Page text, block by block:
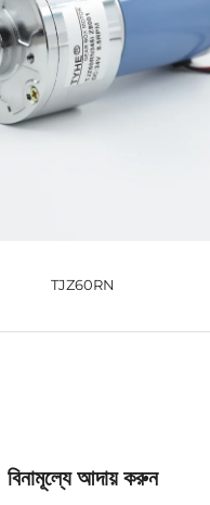
TJZ60RN
বিনামূল্যে আদায় করুন